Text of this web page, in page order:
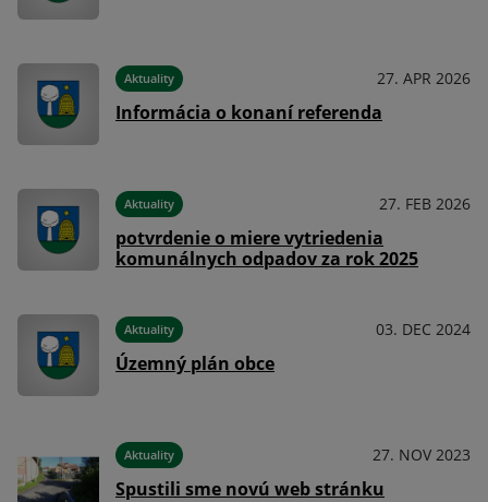
Aktuality 27. APR 2026
Informácia o konaní referenda
Aktuality 27. FEB 2026
potvrdenie o miere vytriedenia
komunálnych odpadov za rok 2025
Aktuality 03. DEC 2024
Územný plán obce
Aktuality 27. NOV 2023
Spustili sme novú web stránku